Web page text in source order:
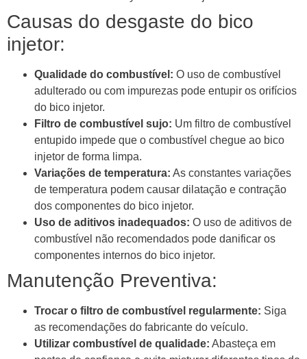
Causas do desgaste do bico
injetor:
Qualidade do combustível: O uso de combustível
adulterado ou com impurezas pode entupir os orifícios
do bico injetor.
Filtro de combustível sujo: Um filtro de combustível
entupido impede que o combustível chegue ao bico
injetor de forma limpa.
Variações de temperatura: As constantes variações
de temperatura podem causar dilatação e contração
dos componentes do bico injetor.
Uso de aditivos inadequados: O uso de aditivos de
combustível não recomendados pode danificar os
componentes internos do bico injetor.
Manutenção Preventiva:
Trocar o filtro de combustível regularmente: Siga
as recomendações do fabricante do veículo.
Utilizar combustível de qualidade: Abasteça em